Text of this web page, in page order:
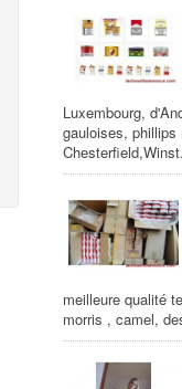
Luxembourg,
gauloises,
meilleure qualité
morris , camel,